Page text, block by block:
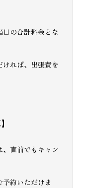
の合計料金とな
ければ、出張費を
直前でもキャン
約いただけま